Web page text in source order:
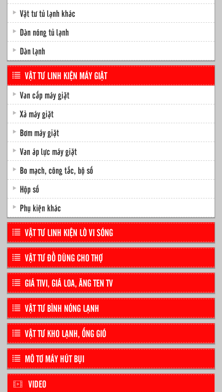
Vật tư tủ lạnh khác
Dàn nóng tủ lạnh
Dàn lạnh
VẬT TƯ LINH KIỆN MÁY GIẶT
Van cấp máy giặt
Xả máy giặt
Bơm máy giặt
Van áp lực máy giặt
Bo mạch, công tắc, bộ số
Hộp số
Phụ kiện khác
VẬT TƯ LINH KIỆN LÒ VI SÓNG
VẬT TƯ ĐỒ DÙNG CHO THỢ
GIÁ TIVI, GIÁ LOA, ĂNG TEN TV
VẬT TƯ BÌNH NÓNG LẠNH
VẬT TƯ KHO LẠNH, ỐNG GIÓ
MÔ TƠ MÁY HÚT BỤI
VIDEO